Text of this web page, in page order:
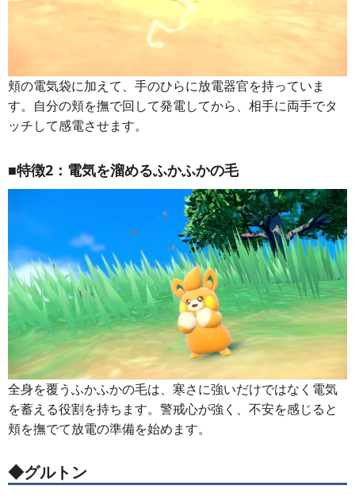
頬の電気袋に加えて、手のひらに放電器官を持っていま
す。自分の頬を撫で回して発電してから、相手に両手でタ
ッチして感電させます。
■特徴2：電気を溜めるふかふかの毛
全身を覆うふかふかの毛は、寒さに強いだけではなく電気
を蓄える役割を持ちます。警戒心が強く、不安を感じると
頬を撫でて放電の準備を始めます。
◆グルトン